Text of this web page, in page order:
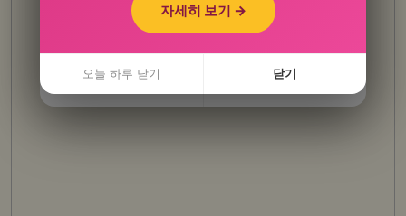
자세히 보기 →
자세히 보기 →
오늘 하루 닫기 닫기